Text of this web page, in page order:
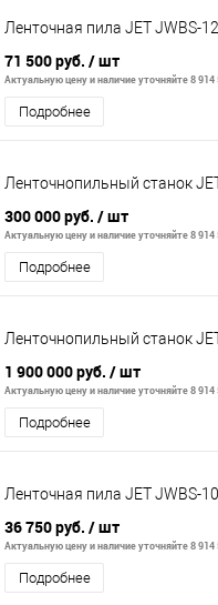
Ленточная пила JET JWBS-
71 500 руб. / шт
Актуальную цену и наличие уточняйте 8 914
Подробнее
Ленточнопильный станок
300 000 руб. / шт
Актуальную цену и наличие уточняйте 8 914
Подробнее
Ленточнопильный станок
1 900 000 руб. / шт
Актуальную цену и наличие уточняйте 8 914
Подробнее
Ленточная пила JET JWBS-
36 750 руб. / шт
Актуальную цену и наличие уточняйте 8 914
Подробнее